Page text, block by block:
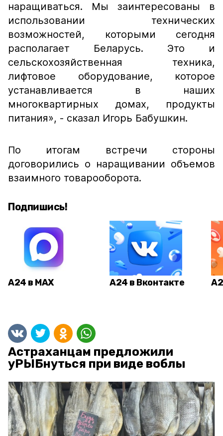
наращиваться. Мы заинтересованы в
использовании технических
возможностей, которыми сегодня
располагает Беларусь. Это и
сельскохозяйственная техника,
лифтовое оборудование, которое
устанавливается в наших
многоквартирных домах, продукты
питания», - сказал Игорь Бабушкин.
По итогам встречи стороны
договорились о наращивании объемов
взаимного товарооборота.
Подпишись!
А24 в MAX А24 в Вконтакте
Астраханцам предложили
уРЫБнуться при виде воблы